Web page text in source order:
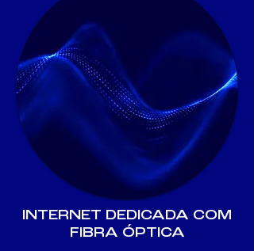
INTERNET DEDICADA COM
FIBRA ÓPTICA